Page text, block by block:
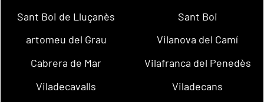
Sant Boi de Lluçanès
Sant Boi
artomeu del Grau
Vilanova del Camí
Cabrera de Mar
Vilafranca del Penedès
Viladecavalls
Viladecans